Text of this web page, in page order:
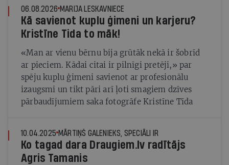
06.08.2026 MARIJA LESKAVNIECE
Kā savienot kuplu ģimeni un karjeru?
Kristīne Tida to māk!
«Man ar vienu bērnu bija grūtāk nekā ir šobrīd
ar pieciem. Kādai citai ir pilnīgi pretēji,» par
spēju kuplu ģimeni savienot ar profesionālu
izaugsmi un tikt pāri arī ļoti smagiem dzīves
pārbaudījumiem saka fotogrāfe Kristīne Tīda
10.04.2025 MĀRTIŅŠ GALENIEKS, SPECIĀLI IR
Ko tagad dara Draugiem.lv radītājs
Agris Tamanis